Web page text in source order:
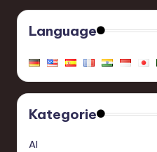
Language
Kategorie
AI